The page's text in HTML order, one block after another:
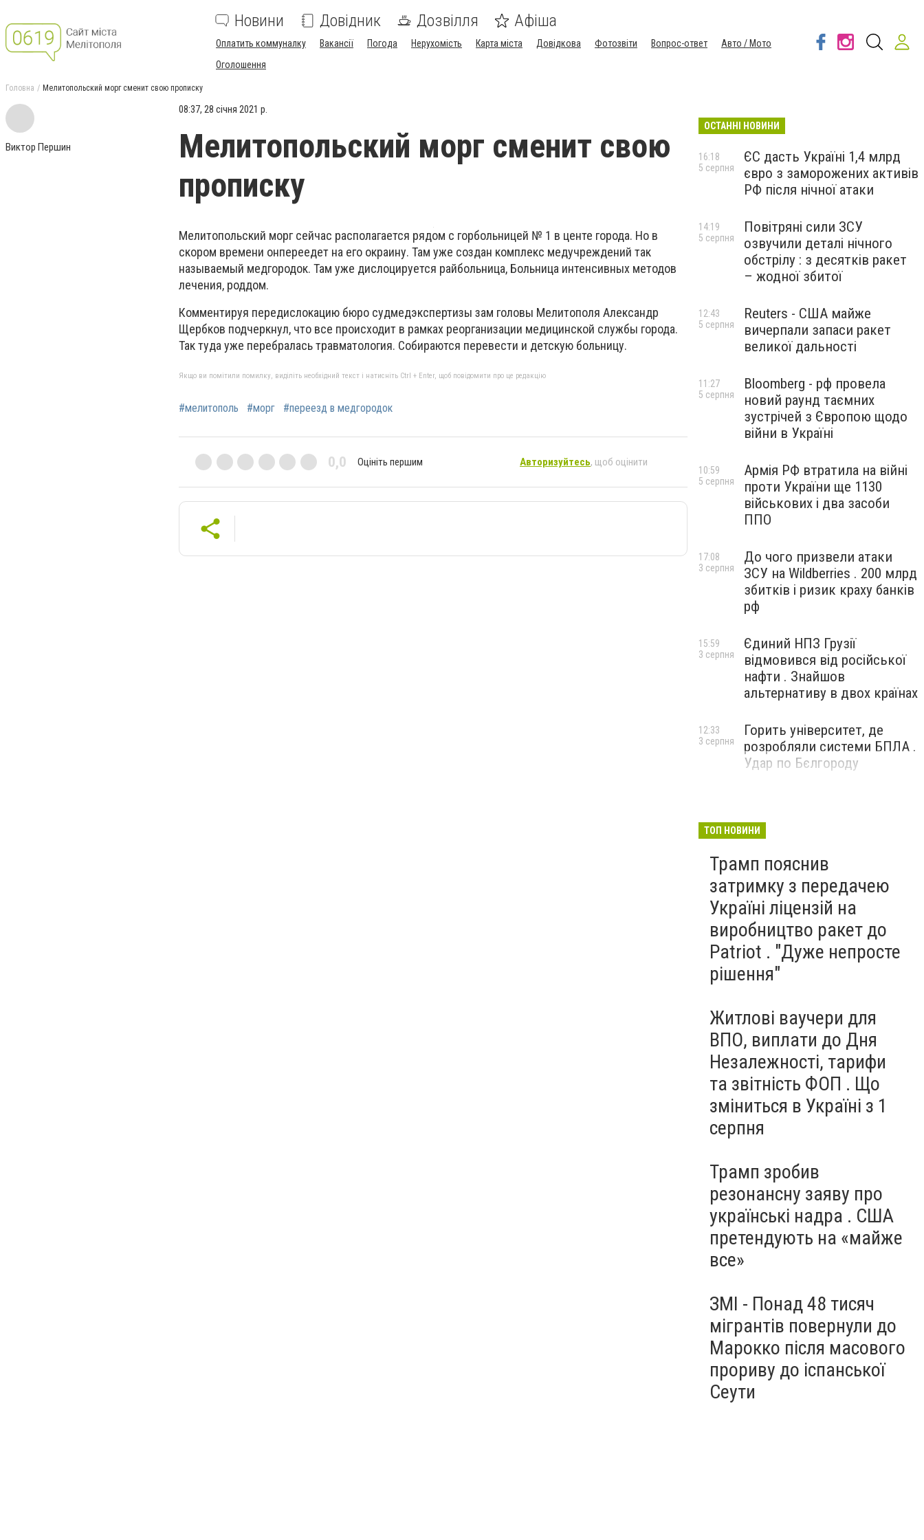
Новини Довідник Дозвілля Афіша
Оплатить коммуналку Вакансії Погода Нерухомість Карта міста Довідкова Фотозвіти Вопрос-ответ
Авто / Мото
Оголошення
Головна Мелитопольский морг сменит свою прописку
Виктор Першин
08:37, 28 січня 2021 р.
Мелитопольский морг сменит свою
прописку
Мелитопольский морг сейчас располагается рядом с горбольницей № 1 в центе города. Но в
скором времени онпереедет на его окраину. Там уже создан комплекс медучреждений так
называемый медгородок. Там уже дислоцируется райбольница, Больница интенсивных методов
лечения, роддом.
Комментируя передислокацию бюро судмедэкспертизы зам головы Мелитополя Александр
Щербков подчеркнул, что все происходит в рамках реорганизации медицинской службы города.
Так туда уже перебралась травматология. Собираются перевести и детскую больницу.
Якщо ви помітили помилку, виділіть необхідний текст і натисніть Ctrl + Enter, щоб повідомити про це редакцію
#мелитополь #морг #переезд в медгородок
0,0 Оцініть першим Авторизуйтесь, щоб оцінити
ОСТАННІ НОВИНИ
ЄС дасть Україні 1,4 млрд
євро з заморожених активів
РФ після нічної атаки
16:18
5 серпня
Повітряні сили ЗСУ
озвучили деталі нічного
обстрілу : з десятків ракет
– жодної збитої
14:19
5 серпня
Reuters - США майже
вичерпали запаси ракет
великої дальності
12:43
5 серпня
Bloomberg - рф провела
новий раунд таємних
зустрічей з Європою щодо
війни в Україні
11:27
5 серпня
Армія РФ втратила на війні
проти України ще 1130
військових і два засоби
ППО
10:59
5 серпня
До чого призвели атаки
ЗСУ на Wildberries . 200 млрд
збитків і ризик краху банків
рф
17:08
3 серпня
Єдиний НПЗ Грузії
відмовився від російської
нафти . Знайшов
альтернативу в двох країнах
15:59
3 серпня
Горить університет, де
розробляли системи БПЛА .
Удар по Бєлгороду
12:33
3 серпня
ТОП НОВИНИ
Трамп пояснив
затримку з передачею
Україні ліцензій на
виробництво ракет до
Patriot . "Дуже непросте
рішення"
Житлові ваучери для
ВПО, виплати до Дня
Незалежності, тарифи
та звітність ФОП . Що
зміниться в Україні з 1
серпня
Трамп зробив
резонансну заяву про
українські надра . США
претендують на «майже
все»
ЗМІ - Понад 48 тисяч
мігрантів повернули до
Марокко після масового
прориву до іспанської
Сеути